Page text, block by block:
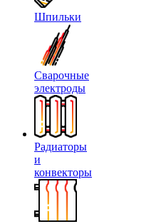
Шпильки
Сварочные
электроды
Радиаторы
и
конвекторы